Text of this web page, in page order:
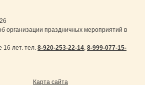
организации праздничных мероприятий в
16 лет. тел. 8-920-253-22-14, 8-999-077-15-
Карта сайта